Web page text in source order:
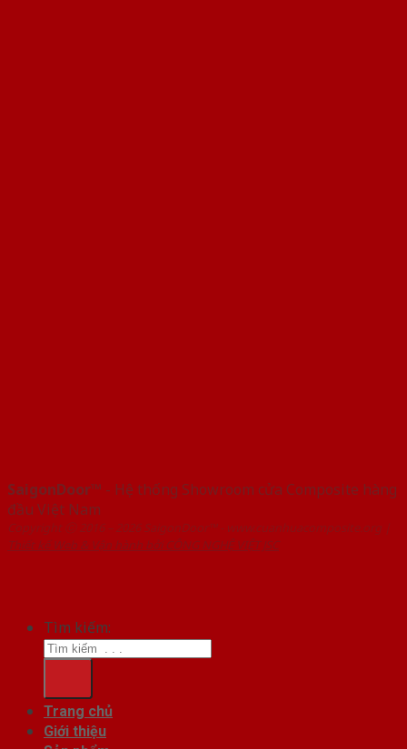
SaigonDoor™ - Hệ thống Showroom cửa Composite hàng
đầu Việt Nam
Copyright ⓒ 2016 – 2026 SaigonDoor™ - www.cuanhuacomposite.org |
Thiết kế Web & Vận hành bởi CÔNG NGHỆ VIỆT JSC
Tìm kiếm:
Trang chủ
Giới thiệu